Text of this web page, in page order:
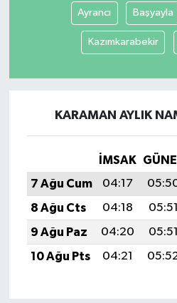
Ayrancı Başyayla
Kazımkarabekir
KARAMAN AYLIK
İMSAK
7 Ağu Cum
04:17
8 Ağu Cts
04:18 05:51
9 Ağu Paz
04:20 05:51
10 Ağu Pts
04:21